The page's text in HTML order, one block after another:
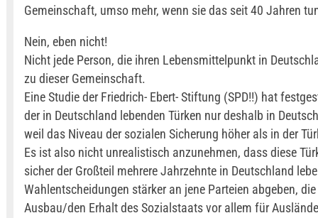
Gemeinschaft, umso mehr, wenn sie das seit 40 Jahren
Nein, eben nicht!
Nicht jede Person, die ihren Lebensmittelpunkt in
zu dieser Gemeinschaft.
Eine Studie der Friedrich- Ebert- Stiftung (SPD!!) hat
der in Deutschland lebenden Türken nur deshalb in
weil das Niveau der sozialen Sicherung höher als in der
Es ist also nicht unrealistisch anzunehmen, dass diese
sicher der Großteil mehrere Jahrzehnte in Deutschland
Wahlentscheidungen stärker an jene Parteien abgeben,
Ausbau/den Erhalt des Sozialstaats vor allem für